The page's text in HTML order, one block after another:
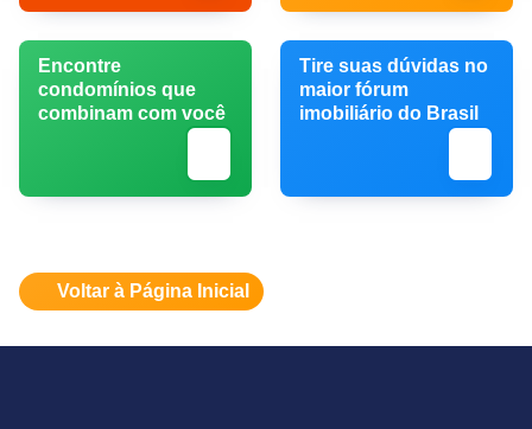
Encontre
condomínios que
combinam com você
Tire suas dúvidas no
maior fórum
imobiliário do Brasil
Voltar à Página Inicial